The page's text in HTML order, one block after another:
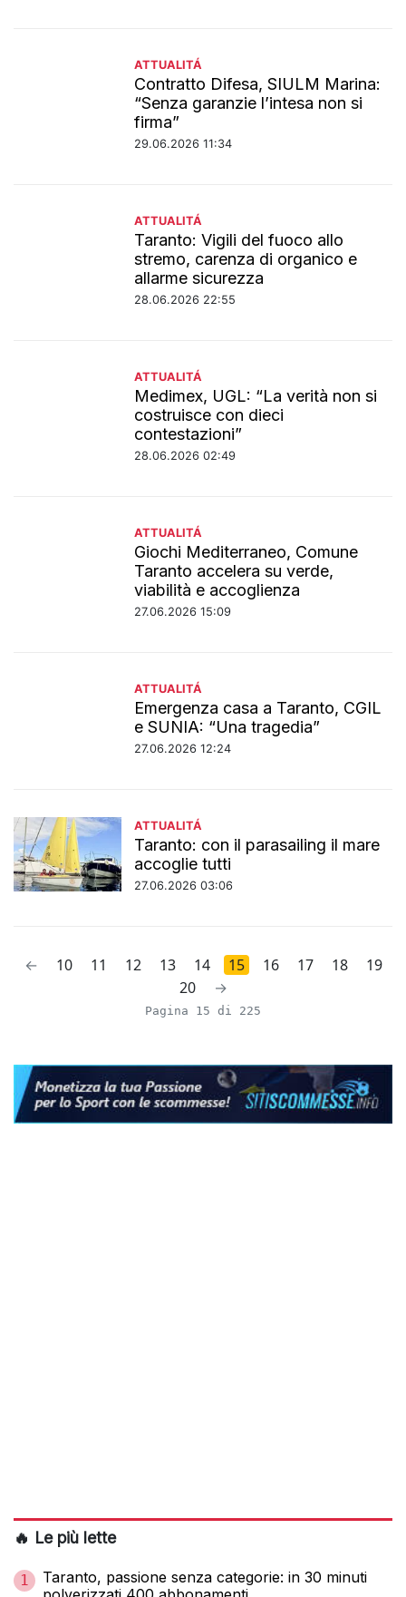
ATTUALITÁ
Contratto Difesa, SIULM Marina:
“Senza garanzie l’intesa non si
firma”
29.06.2026 11:34
ATTUALITÁ
Taranto: Vigili del fuoco allo
stremo, carenza di organico e
allarme sicurezza
28.06.2026 22:55
ATTUALITÁ
Medimex, UGL: “La verità non si
costruisce con dieci
contestazioni”
28.06.2026 02:49
ATTUALITÁ
Giochi Mediterraneo, Comune
Taranto accelera su verde,
viabilità e accoglienza
27.06.2026 15:09
ATTUALITÁ
Emergenza casa a Taranto, CGIL
e SUNIA: “Una tragedia”
27.06.2026 12:24
ATTUALITÁ
Taranto: con il parasailing il mare
accoglie tutti
27.06.2026 03:06
← 10 11 12 13 14 15 16 17 18
19
20
→
Pagina 15 di 225
🔥 Le più lette
1
Taranto, passione senza categorie: in 30 minuti